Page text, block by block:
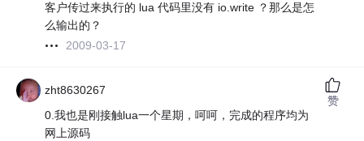
客户传过来执行的 lua 代码里没有 io.write ？那么是怎
么输出的？
2009-03-17
zht8630267
0.我也是刚接触lua一个星期，呵呵，完成的程序均为
网上源码
赞